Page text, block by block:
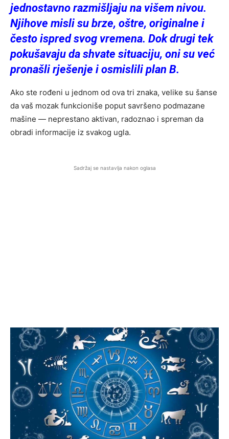
jednostavno razmišljaju na višem nivou.
Njihove misli su brze, oštre, originalne i
često ispred svog vremena. Dok drugi tek
pokušavaju da shvate situaciju, oni su već
pronašli rješenje i osmislili plan B.
Ako ste rođeni u jednom od ova tri znaka, velike su šanse
da vaš mozak funkcioniše poput savršeno podmazane
mašine — neprestano aktivan, radoznao i spreman da
obradi informacije iz svakog ugla.
Sadržaj se nastavlja nakon oglasa